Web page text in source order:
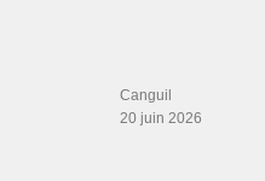
Canguil
20 juin 2026